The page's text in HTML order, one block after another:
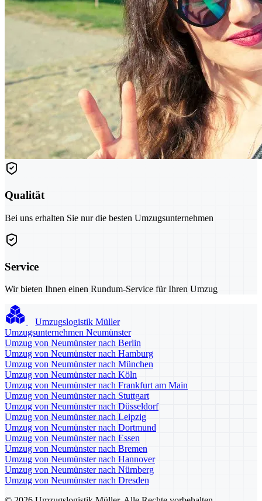
Qualität
Bei uns erhalten Sie nur die besten Umzugsunternehmen
Service
Wir bieten Ihnen einen Rundum-Service für Ihren Umzug
Umzugslogistik Müller
Umzugsunternehmen Neumünster
Umzug von Neumünster nach Berlin
Umzug von Neumünster nach Hamburg
Umzug von Neumünster nach München
Umzug von Neumünster nach Köln
Umzug von Neumünster nach Frankfurt am Main
Umzug von Neumünster nach Stuttgart
Umzug von Neumünster nach Düsseldorf
Umzug von Neumünster nach Leipzig
Umzug von Neumünster nach Dortmund
Umzug von Neumünster nach Essen
Umzug von Neumünster nach Bremen
Umzug von Neumünster nach Hannover
Umzug von Neumünster nach Nürnberg
Umzug von Neumünster nach Dresden